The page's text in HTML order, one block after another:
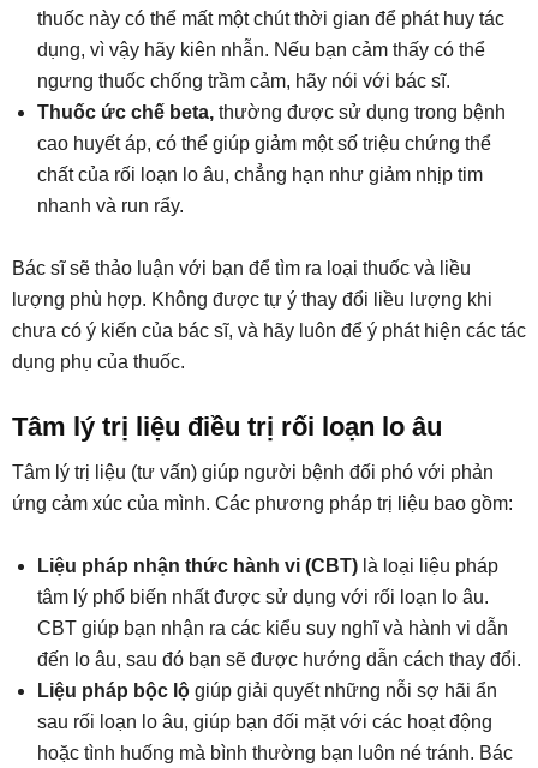
thuốc này có thể mất một chút thời gian để phát huy tác
dụng, vì vậy hãy kiên nhẫn. Nếu bạn cảm thấy có thể
ngưng thuốc chống trầm cảm, hãy nói với bác sĩ.
Thuốc ức chế beta, thường được sử dụng trong bệnh
cao huyết áp, có thể giúp giảm một số triệu chứng thể
chất của rối loạn lo âu, chẳng hạn như giảm nhịp tim
nhanh và run rẩy.
Bác sĩ sẽ thảo luận với bạn để tìm ra loại thuốc và liều
lượng phù hợp. Không được tự ý thay đổi liều lượng khi
chưa có ý kiến của ​​bác sĩ, và hãy luôn để ý phát hiện các tác
dụng phụ của thuốc.
Tâm lý trị liệu điều trị rối loạn lo âu
Tâm lý trị liệu (tư vấn) giúp người bệnh đối phó với phản
ứng cảm xúc của mình. Các phương pháp trị liệu bao gồm:
Liệu pháp nhận thức hành vi (CBT) là loại liệu pháp
tâm lý phổ biến nhất được sử dụng với rối loạn lo âu.
CBT giúp bạn nhận ra các kiểu suy nghĩ và hành vi dẫn
đến lo âu, sau đó bạn sẽ được hướng dẫn cách thay đổi.
Liệu pháp bộc lộ giúp giải quyết những nỗi sợ hãi ẩn
sau rối loạn lo âu, giúp bạn đối mặt với các hoạt động
hoặc tình huống mà bình thường bạn luôn né tránh. Bác